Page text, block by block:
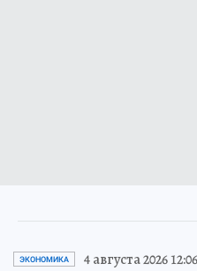
ЭКОНОМИКА 4 августа 2026 12:06